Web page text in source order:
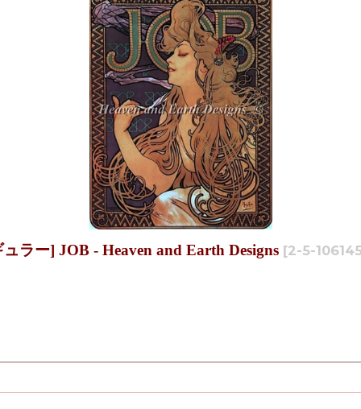
ラー] JOB - Heaven and Earth Designs [2-5-